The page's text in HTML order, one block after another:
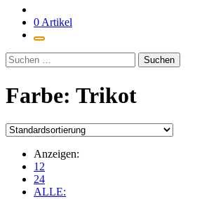
0 Artikel
Suchen
nach:
Farbe: ‎Trikot
Anzeigen:
12
24
ALLE: